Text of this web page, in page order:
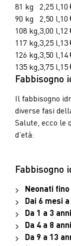
81 kg
2,25 l, 10
90 kg
2,50 l, 10
108 kg, 3,00 l, 12
117 kg, 3,25 l, 13
126 kg, 3,50 l, 14
135 kg, 3,75 l, 15
Fabbisogno
Il fabbisogno
diverse fasi
Salute , ecco
d’età:
Fabbisogno
Neonati
Dai 6 mesi
Da 1 a 3 anni
Da 4 a 8 anni
Da 9 a 13